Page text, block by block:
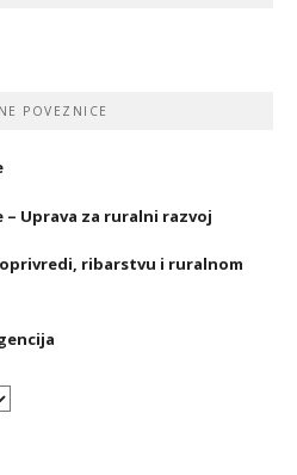
POVEZNICE
Uprava za ruralni razvoj
ribarstvu i ruralnom